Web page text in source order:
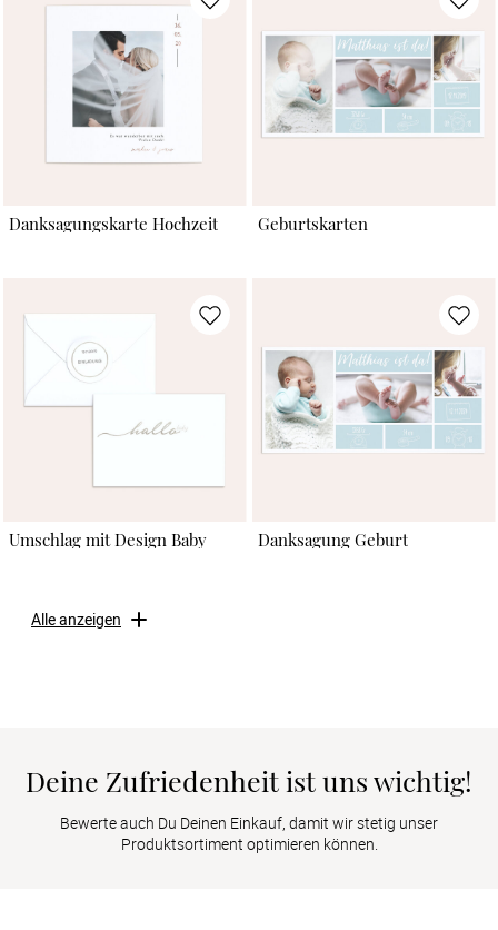
Danksagungskarte Hochzeit Geburtskarten
Umschlag mit Design Baby Danksagung Geburt
Alle anzeigen
Deine Zufriedenheit ist uns wichtig!
Bewerte auch Du Deinen Einkauf, damit wir stetig unser
Produktsortiment optimieren können.